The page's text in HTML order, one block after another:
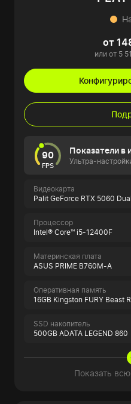
от
или от 5
90
FPS
Показатели в
Ультра-
Видеокарта
Palit GeForce RTX 5060 Dual
Процессор
Intel® Core™ i5-12400F
Материнская плата
ASUS PRIME B760M-A
Оперативная память
16GB Kingston FURY Beast
SSD накопитель
500GB ADATA LEGEND 860
Показать